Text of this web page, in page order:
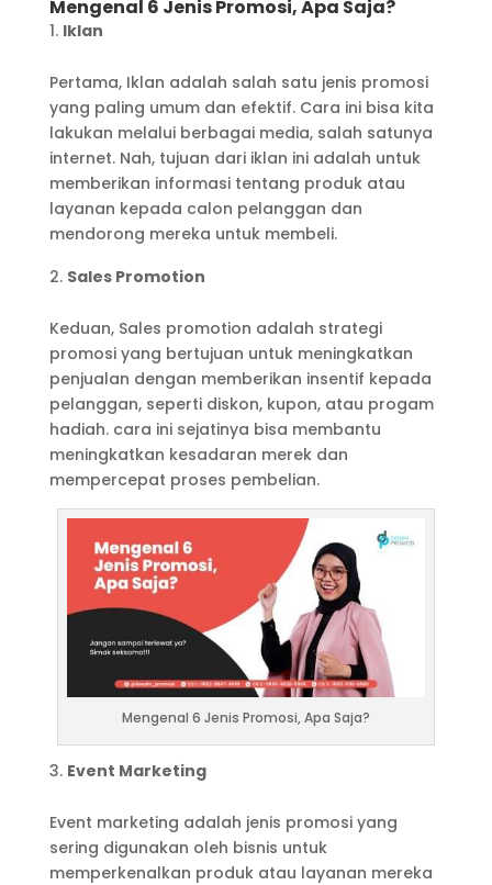
Mengenal 6 Jenis Promosi, Apa Saja?
Iklan
Pertama, Iklan adalah salah satu jenis promosi
yang paling umum dan efektif. Cara ini bisa kita
lakukan melalui berbagai media, salah satunya
internet. Nah, tujuan dari iklan ini adalah untuk
memberikan informasi tentang produk atau
layanan kepada calon pelanggan dan
mendorong mereka untuk membeli.
Sales Promotion
Keduan, Sales promotion adalah strategi
promosi yang bertujuan untuk meningkatkan
penjualan dengan memberikan insentif kepada
pelanggan, seperti diskon, kupon, atau progam
hadiah. cara ini sejatinya bisa membantu
meningkatkan kesadaran merek dan
mempercepat proses pembelian.
Mengenal 6 Jenis Promosi, Apa Saja?
Event Marketing
Event marketing adalah jenis promosi yang
sering digunakan oleh bisnis untuk
memperkenalkan produk atau layanan mereka